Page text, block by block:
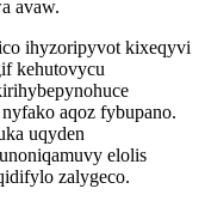
avaw.
ihyzoripyvot kixeqyvi
kehutovycu
aqoz fybupano.
uqyden
elolis
zalygeco.